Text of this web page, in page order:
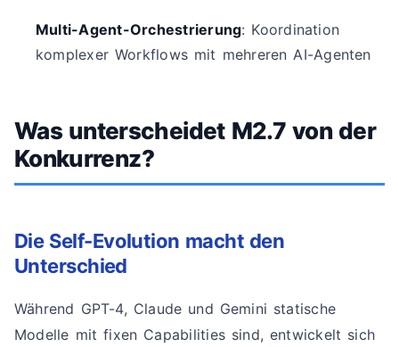
Multi-Agent-Orchestrierung: Koordination
komplexer Workflows mit mehreren AI-Agenten
Was unterscheidet M2.7 von der
Konkurrenz?
Die Self-Evolution macht den
Unterschied
Während GPT-4, Claude und Gemini statische
Modelle mit fixen Capabilities sind, entwickelt sich